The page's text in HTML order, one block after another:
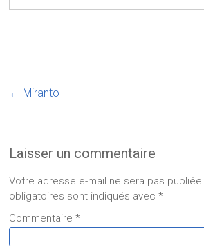
← Miranto
Laisser un commentaire
Votre adresse e-mail ne sera pas publiée.
obligatoires sont indiqués avec*
Commentaire*